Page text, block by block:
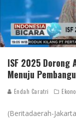
ISF 2025 Dorong
Menuju
Endah Caratri
(Beritadaerah-